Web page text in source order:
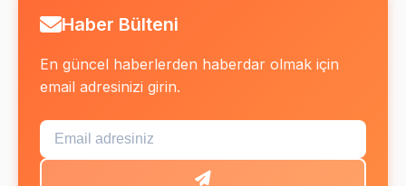
Haber Bülteni
En güncel haberlerden haberdar olmak için
email adresinizi girin.